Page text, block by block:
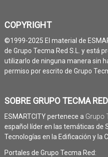
COPYRIGHT
©1999-2025 El material de
de Grupo Tecma Red S.L. y está
utilizarlo de ninguna manera sin
permiso por escrito de Grupo
SOBRE GRUPO TECMA RED
ESMARTCITY pertenece a Grupo
español líder en las temáticas de
Tecnologías en la Edificación y la
Portales de Grupo Tecma Red: